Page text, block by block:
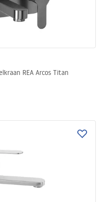
REA Arcos Titan